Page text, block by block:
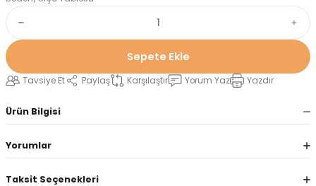
Sepete Ekle
Tavsiye Et Paylaş Karşılaştır Yorum Yaz Yazdır
Ürün Bilgisi
Yorumlar
Taksit Seçenekleri